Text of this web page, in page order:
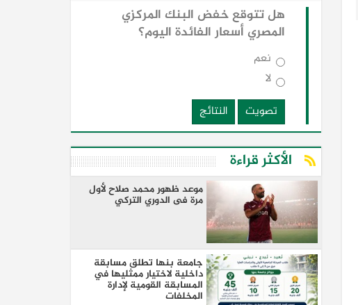
هل تتوقع خفض البنك المركزي
المصري أسعار الفائدة اليوم؟
نعم
لا
تصويت
النتائج
الأكثر قراءة
موعد ظهور محمد صلاح لأول
مرة فى الدوري التركي
جامعة بنها تطلق مسابقة
داخلية لاختيار ممثليها في
المسابقة القومية لإدارة
المخلفات